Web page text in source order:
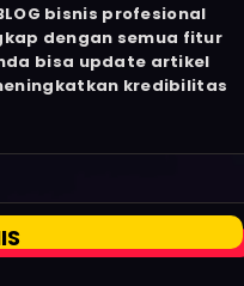
bisnis profesional
dengan semua fitur
bisa update artikel
kredibilitas